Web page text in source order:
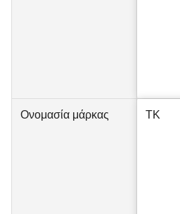
Ονομασία μάρκας TK